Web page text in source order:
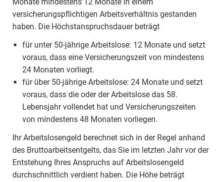
versicherungspflichtigen Arbeitsverhältnis gestanden
haben. Die Höchstanspruchsdauer beträgt
für unter 50-jährige Arbeitslose: 12 Monate und setzt
voraus, dass eine Versicherungszeit von mindestens
24 Monaten vorliegt.
für über 50-jährige Arbeitslose: 24 Monate und setzt
voraus, dass die oder der Arbeitslose das 58.
Lebensjahr vollendet hat und Versicherungszeiten
von mindestens 48 Monaten vorliegen.
Ihr Arbeitslosengeld berechnet sich in der Regel anhand
des Bruttoarbeitsentgelts, das Sie im letzten Jahr vor der
Entstehung Ihres Anspruchs auf Arbeitslosengeld
durchschnittlich verdient haben. Die Höhe beträgt